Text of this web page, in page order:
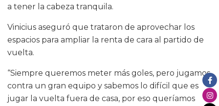
a tener la cabeza tranquila.
Vinicius aseguró que trataron de aprovechar los
espacios para ampliar la renta de cara al partido de
vuelta.
“Siempre queremos meter más goles, pero jugamos
contra un gran equipo y sabemos lo difícil que es
jugar la vuelta fuera de casa, por eso queríamos